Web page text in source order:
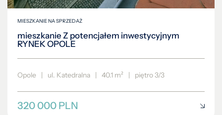
MIESZKANIE NA SPRZEDAŻ
mieszkanie Z potencjałem inwestycyjnym
RYNEK OPOLE
Opole ul. Katedralna 40.1 m² piętro 3/3
320 000 PLN